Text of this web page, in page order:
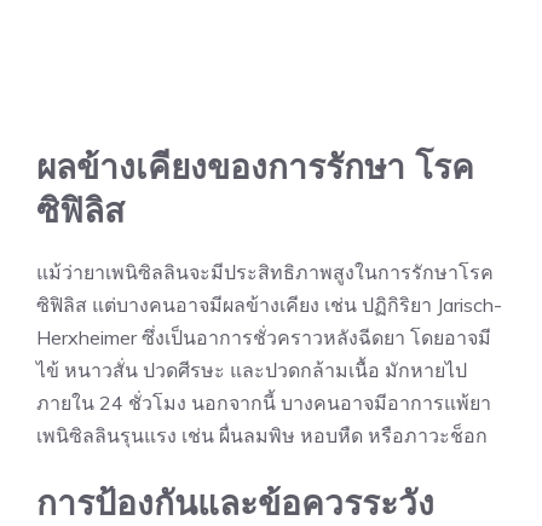
ผลข้างเคียงของการรักษา โรค
ซิฟิลิส
แม้ว่ายาเพนิซิลลินจะมีประสิทธิภาพสูงในการรักษาโรค
ซิฟิลิส แต่บางคนอาจมีผลข้างเคียง เช่น ปฏิกิริยา Jarisch-
Herxheimer ซึ่งเป็นอาการชั่วคราวหลังฉีดยา โดยอาจมี
ไข้ หนาวสั่น ปวดศีรษะ และปวดกล้ามเนื้อ มักหายไป
ภายใน 24 ชั่วโมง นอกจากนี้ บางคนอาจมีอาการแพ้ยา
เพนิซิลลินรุนแรง เช่น ผื่นลมพิษ หอบหืด หรือภาวะช็อก
การป้องกันและข้อควรระวัง